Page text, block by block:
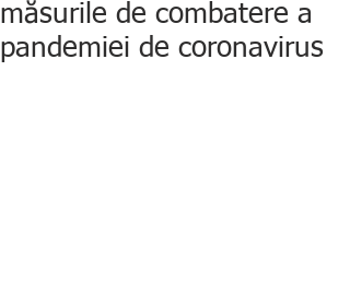
măsurile de combatere a
pandemiei de coronavirus